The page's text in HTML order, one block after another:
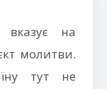
на
молитви.
тут не